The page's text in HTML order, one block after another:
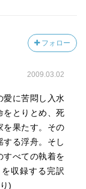
フォロー
2009.03.02
愛に苦悶し入水
をとりとめ、死
を果たす。その
る浮舟。そし
すべての執着を
収録する完訳
)